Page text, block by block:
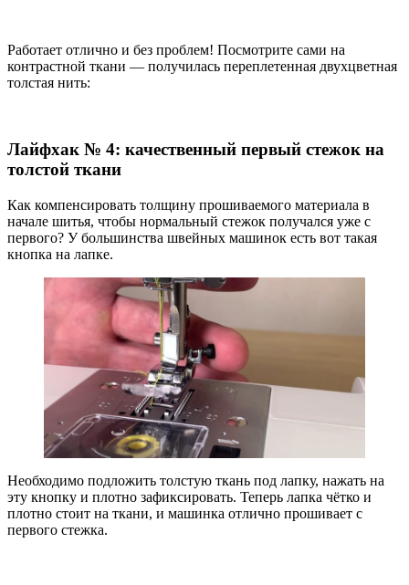
Работает отлично и без проблем! Посмотрите сами на
контрастной ткани — получилась переплетенная двухцветная
толстая нить:
Лайфхак № 4: качественный первый стежок на
толстой ткани
Как компенсировать толщину прошиваемого материала в
начале шитья, чтобы нормальный стежок получался уже с
первого? У большинства швейных машинок есть вот такая
кнопка на лапке.
Необходимо подложить толстую ткань под лапку, нажать на
эту кнопку и плотно зафиксировать. Теперь лапка чётко и
плотно стоит на ткани, и машинка отлично прошивает с
первого стежка.